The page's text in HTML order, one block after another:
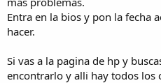
Entra en la bios y pon la fecha
hacer.
Si vas a la pagina de hp y
encontrarlo y alli hay todos los